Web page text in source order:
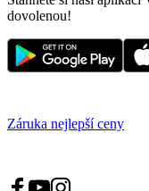
dovolenou!
Záruka nejlepší ceny